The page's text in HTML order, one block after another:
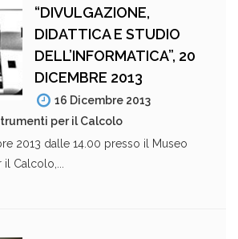
“DIVULGAZIONE,
DIDATTICA E STUDIO
DELL’INFORMATICA”, 20
DICEMBRE 2013
16 Dicembre 2013
per il Calcolo
2013 dalle 14.00 presso il Museo
Calcolo,...